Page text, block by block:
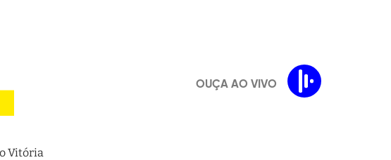
OUÇA AO VIVO
Vitória